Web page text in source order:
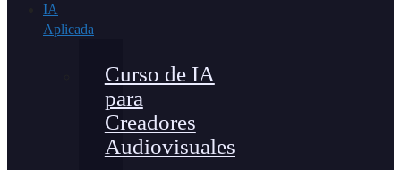
IA
Aplicada
Curso de IA
para
Creadores
Audiovisuales